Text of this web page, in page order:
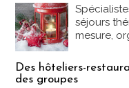
séjours
mesure,
Des hôteliers-
des groupes